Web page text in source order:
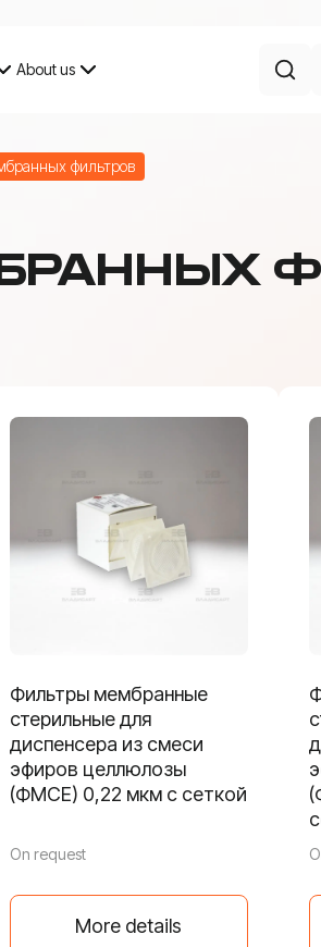
About us
volume filtration
фильтров
Фильтры мембранные
стерильные для
диспенсера из смеси
эфиров целлюлозы
(ФМСЕ) 0,22 мкм с сеткой
On request
More details